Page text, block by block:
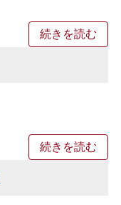
続きを読む
続きを読む